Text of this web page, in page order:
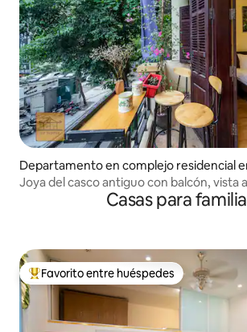
Departamento en complejo residencial
Đình
Joya del casco antiguo con balcón, vista
Casas para
Favorito entre los huéspedes más
Favorito entre huéspedes